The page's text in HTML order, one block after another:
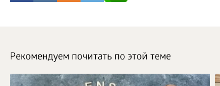
Рекомендуем почитать по этой теме